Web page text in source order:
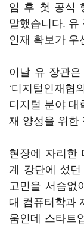
임 후 첫 공식
말했습니다. 유
인재 확보가 우
이날 유 장관
‘디지털인재협
디지털 분야 대
재 양성을 위한
현장에 자리한
계 강단에 섰
고민을 서슴없
대 컴퓨터학과
움인데 스타트